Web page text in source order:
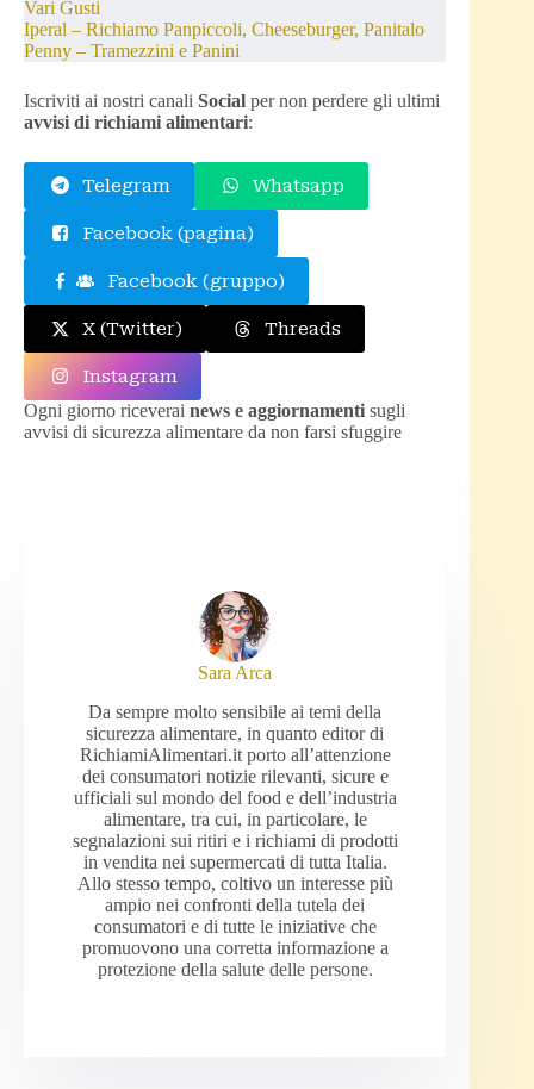
Vari Gusti
Iperal – Richiamo Panpiccoli, Cheeseburger, Panitalo
Penny – Tramezzini e Panini
Iscriviti ai nostri canali Social per non perdere gli ultimi
avvisi di richiami alimentari:
Telegram Whatsapp
Facebook (pagina)
Facebook (gruppo)
X (Twitter) Threads
Instagram
Ogni giorno riceverai news e aggiornamenti sugli
avvisi di sicurezza alimentare da non farsi sfuggire
Sara Arca
Da sempre molto sensibile ai temi della
sicurezza alimentare, in quanto editor di
RichiamiAlimentari.it porto all’attenzione
dei consumatori notizie rilevanti, sicure e
ufficiali sul mondo del food e dell’industria
alimentare, tra cui, in particolare, le
segnalazioni sui ritiri e i richiami di prodotti
in vendita nei supermercati di tutta Italia.
Allo stesso tempo, coltivo un interesse più
ampio nei confronti della tutela dei
consumatori e di tutte le iniziative che
promuovono una corretta informazione a
protezione della salute delle persone.